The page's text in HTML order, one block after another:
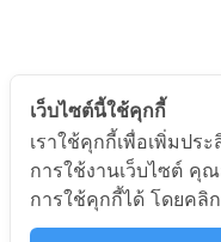
รีโมท AIR Universal
CHUNGHOP TTB รุ่น K-
108ES (รวม1,000รุ่น)
เว็บไซต์นี้ใช้คุกกี้
เราใช้คุกกี้เพื่อเพิ่มป
การใช้งานเว็บไซต์ คุ
การใช้คุกกี้ได้ โดยคลิ